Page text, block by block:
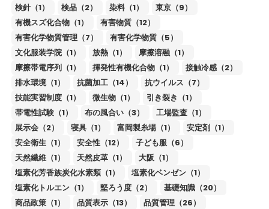
検針（1）
検品（2） 染料（1）
東京（9）
有機スズ化合物（1）
有害物質（12）
有害化学物質管理（7）
有害化学物質（5）
文化服装学院（1）
放熱（1）
摩擦溶融（1）
摩擦帯電序列（1）
揮発性有機化合物（1）
接触冷感（2）
排水環境（1）
抗菌加工（14）
抗ウイルス（7）
技能実習制度（1）
微生物（1）
引き裂き（1）
帯電性試験（1）
布の風合い（3）
工場監査（1）
展示会（2）
寝具（1） 富岡製糸場（1）
安定剤（1）
安全衛生（1）
安全性（12）
子ども服（6）
天然繊維（1）
天然皮革（1）
大阪（1）
塩素化芳香族炭化水素類（1）
塩素化ベンゼン（1）
塩素化トルエン（1）
堅ろう度（2）
基礎知識（20）
商品政策（1）
品質表示（13）
品質管理（26）